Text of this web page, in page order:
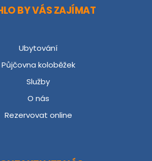
BY VÁS ZAJÍMAT
Ubytování
Půjčovna koloběžek
Služby
O nás
Rezervovat online